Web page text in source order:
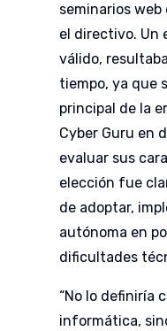
seminarios web
el directivo. Un
válido,
tiempo, ya que
principal de la
Cyber Guru en
evaluar sus
elección fue
de adoptar,
autónoma en
dificultades
“No lo definiría
informática,